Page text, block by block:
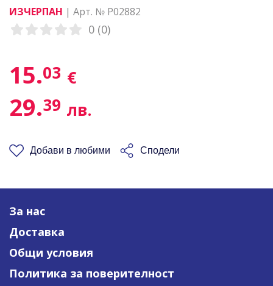
ИЗЧЕРПАН | Арт. № P02882
0 (0)
15.03 €
29.39 лв.
Добави в любими Сподели
За нас
Доставка
Общи условия
Политика за поверителност